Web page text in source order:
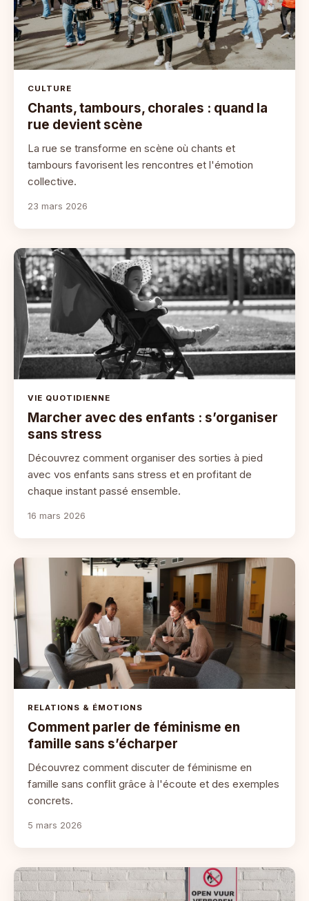
CULTURE
Chants, tambours, chorales : quand la
rue devient scène
La rue se transforme en scène où chants et
tambours favorisent les rencontres et l'émotion
collective.
23 mars 2026
VIE QUOTIDIENNE
Marcher avec des enfants : s’organiser
sans stress
Découvrez comment organiser des sorties à pied
avec vos enfants sans stress et en profitant de
chaque instant passé ensemble.
16 mars 2026
RELATIONS & ÉMOTIONS
Comment parler de féminisme en
famille sans s’écharper
Découvrez comment discuter de féminisme en
famille sans conflit grâce à l'écoute et des exemples
concrets.
5 mars 2026